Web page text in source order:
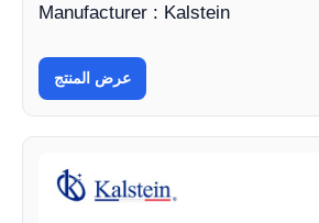
Manufacturer : Kalstein
عرض المنتج